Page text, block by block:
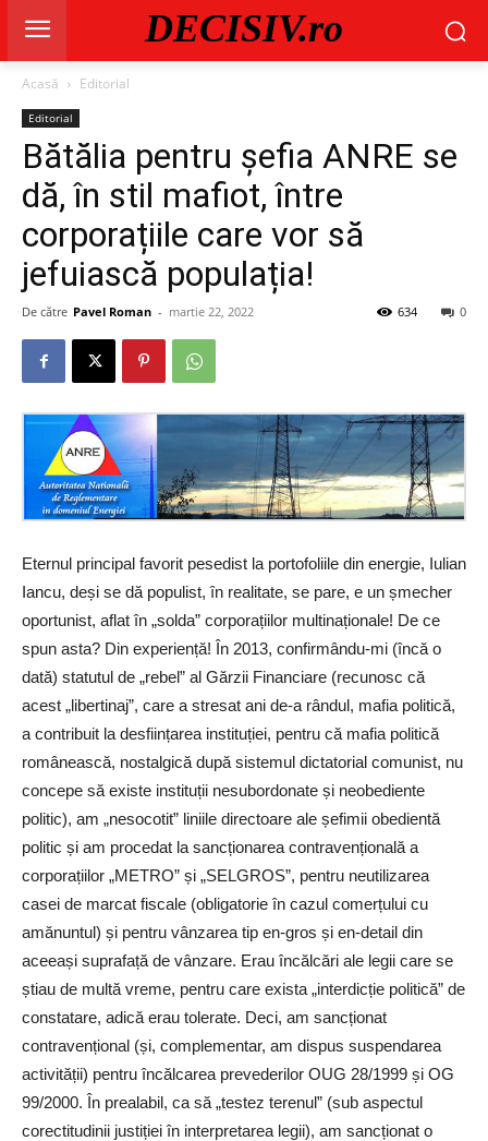
DECISIV.ro
Acasă Editorial
Editorial
Bătălia pentru șefia ANRE se
dă, în stil mafiot, între
corporațiile care vor să
jefuiască populația!
De către Pavel Roman - martie 22, 2022 0
634
Eternul principal favorit pesedist la portofoliile din energie, Iulian
Iancu, deși se dă populist, în realitate, se pare, e un șmecher
oportunist, aflat în „solda” corporațiilor multinaționale! De ce
spun asta? Din experiență! În 2013, confirmându-mi (încă o
dată) statutul de „rebel” al Gărzii Financiare (recunosc că
acest „libertinaj”, care a stresat ani de-a rândul, mafia politică,
a contribuit la desființarea instituției, pentru că mafia politică
românească, nostalgică după sistemul dictatorial comunist, nu
concepe să existe instituții nesubordonate și neobediente
politic), am „nesocotit” liniile directoare ale șefimii obedientă
politic și am procedat la sancționarea contravențională a
corporațiilor „METRO” și „SELGROS”, pentru neutilizarea
casei de marcat fiscale (obligatorie în cazul comerțului cu
amănuntul) și pentru vânzarea tip en-gros și en-detail din
aceeași suprafață de vânzare. Erau încălcări ale legii care se
știau de multă vreme, pentru care exista „interdicție politică” de
constatare, adică erau tolerate. Deci, am sancționat
contravențional (și, complementar, am dispus suspendarea
activității) pentru încălcarea prevederilor OUG 28/1999 și OG
99/2000. În prealabil, ca să „testez terenul” (sub aspectul
corectitudinii justiției în interpretarea legii), am sancționat o